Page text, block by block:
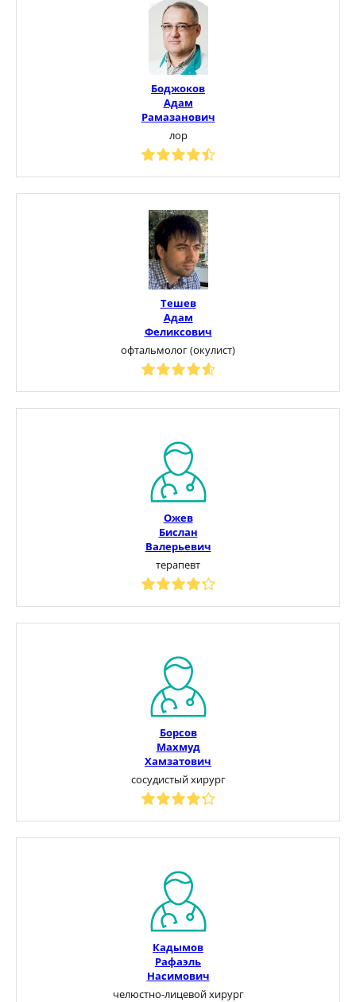
Боджоков
Адам
Рамазанович
лор
Тешев
Адам
Феликсович
офтальмолог (окулист)
Ожев
Бислан
Валерьевич
терапевт
Борсов
Махмуд
Хамзатович
сосудистый хирург
Кадымов
Рафаэль
Насимович
челюстно-лицевой хирург